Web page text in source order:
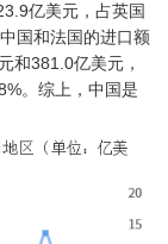
亿美元，占英国
国和法国的进口额
和381.0亿美元，
。综上，中国是